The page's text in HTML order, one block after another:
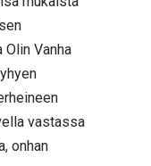
Vanha
vastassa
onhan